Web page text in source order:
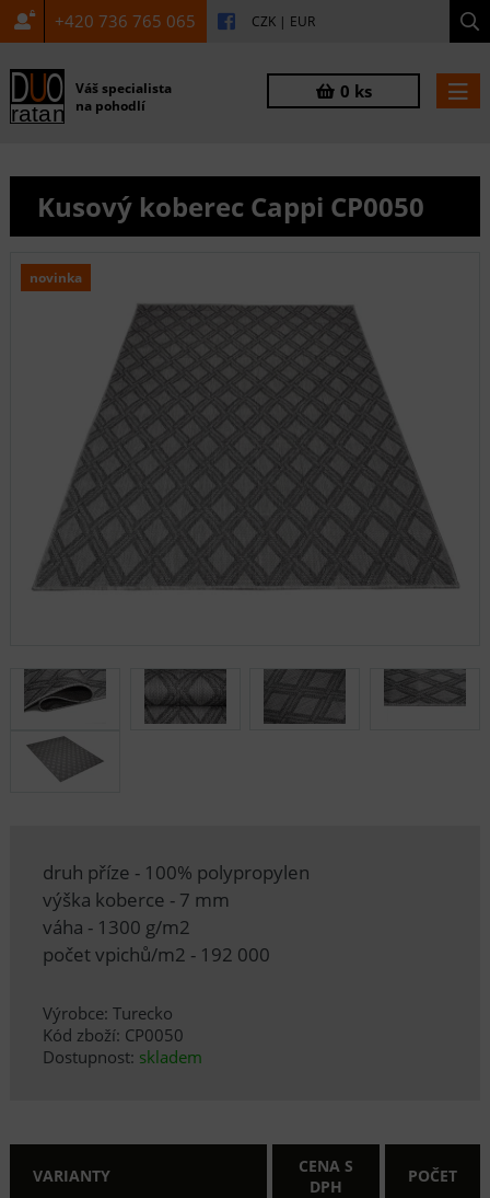
+420 736 765 065 CZK | EUR
Váš specialista
na pohodlí
0 ks
Kusový koberec Cappi CP0050
novinka
druh příze - 100% polypropylen
výška koberce - 7 mm
váha - 1300 g/m2
počet vpichů/m2 - 192 000
Výrobce: Turecko
Kód zboží: CP0050
Dostupnost: skladem
VARIANTY
CENA S
DPH
POČET